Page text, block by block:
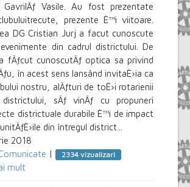
GavrilÄƒ Vasile. Au fost prezentate
prezente È™i viitoare.
DG Cristian Jurj a facut cunoscute
din cadrul districtului. De
fÄƒcut cunoscutÄƒ optica sa privind
în acest sens lansând invitaÈ›ia ca
nostru, alÄƒturi de toÈ›i rotarienii
sÄƒ vinÄƒ cu propuneri
districtuale durabile È™i de impact
din întregul district...
2018
| 2334 vizualizari
mult